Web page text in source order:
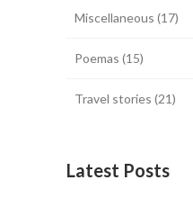
Miscellaneous (17)
Poemas (15)
Travel stories (21)
Latest Posts